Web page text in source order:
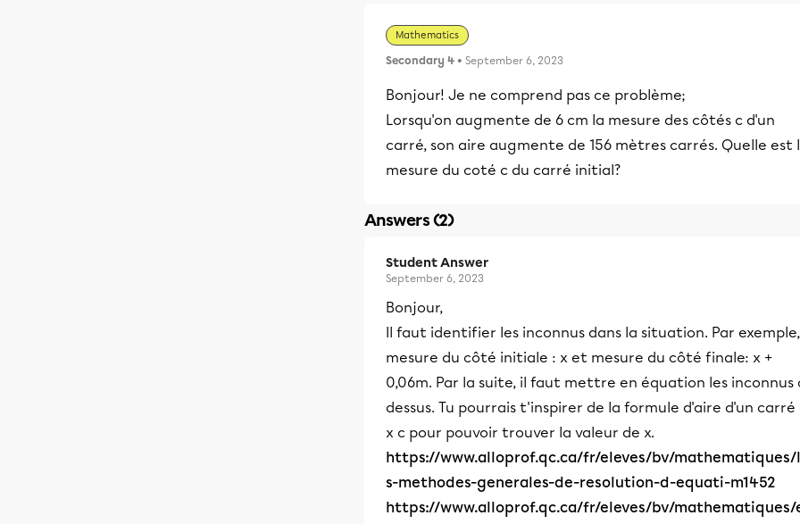
Mathematics
Secondary 4 • September 6, 2023
Bonjour! Je ne comprend pas ce problème;
Lorsqu'on augmente de 6 cm la mesure des côtés c d'un
carré, son aire augmente de 156 mètres carrés. Quelle est
mesure du coté c du carré initial?
Answers (2)
Student Answer
September 6, 2023
Bonjour,
Il faut identifier les inconnus dans la situation. Par exemple,
mesure du côté initiale : x et mesure du côté finale: x +
0,06m. Par la suite, il faut mettre en équation les inconnus
dessus. Tu pourrais t'inspirer de la formule d'aire d'un carré
x c pour pouvoir trouver la valeur de x.
https://www.alloprof.qc.ca/fr/eleves/bv/mathematiques/
s-methodes-generales-de-resolution-d-equati-m1452
https://www.alloprof.qc.ca/fr/eleves/bv/mathematiques/